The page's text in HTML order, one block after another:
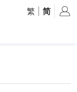
繁 简